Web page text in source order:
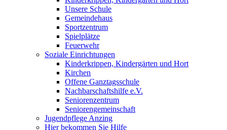
Unsere Schule
Gemeindehaus
Sportzentrum
Spielplätze
Feuerwehr
Soziale Einrichtungen
Kinderkrippen, Kindergärten und Hort
Kirchen
Offene Ganztagsschule
Nachbarschaftshilfe e.V.
Seniorenzentrum
Seniorengemeinschaft
Jugendpflege Anzing
Hier bekommen Sie Hilfe